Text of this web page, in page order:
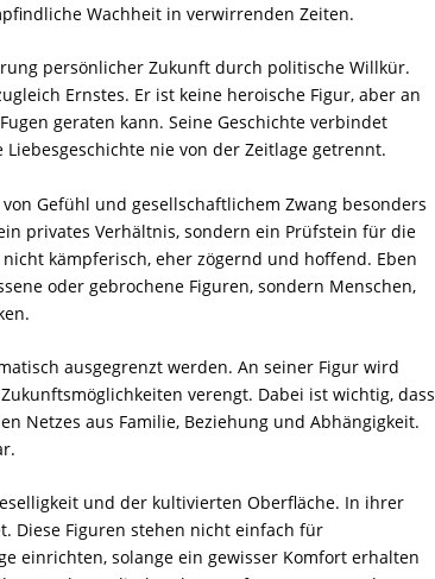
Wachheit in verwirrenden Zeiten.
persönlicher Zukunft durch politische Willkür.
Ernstes. Er ist keine heroische Figur, aber an
geraten kann. Seine Geschichte verbindet
nie von der Zeitlage getrennt.
Gefühl und gesellschaftlichem Zwang besonders
privates Verhältnis, sondern ein Prüfstein für die
kämpferisch, eher zögernd und hoffend. Eben
oder gebrochene Figuren, sondern Menschen,
ausgegrenzt werden. An seiner Figur wird
verengt. Dabei ist wichtig, dass
Netzes aus Familie, Beziehung und Abhängigkeit.
und der kultivierten Oberfläche. In ihrer
Diese Figuren stehen nicht einfach für
einrichten, solange ein gewisser Komfort erhalten